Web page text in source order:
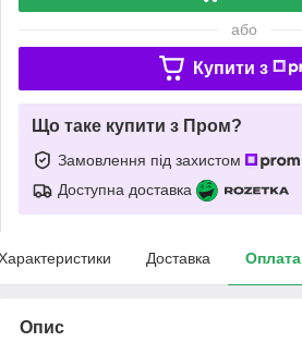
або
Купити з
Що таке купити з Пром?
Замовлення під захистом
Доступна доставка
Доставка Оплата
Опис